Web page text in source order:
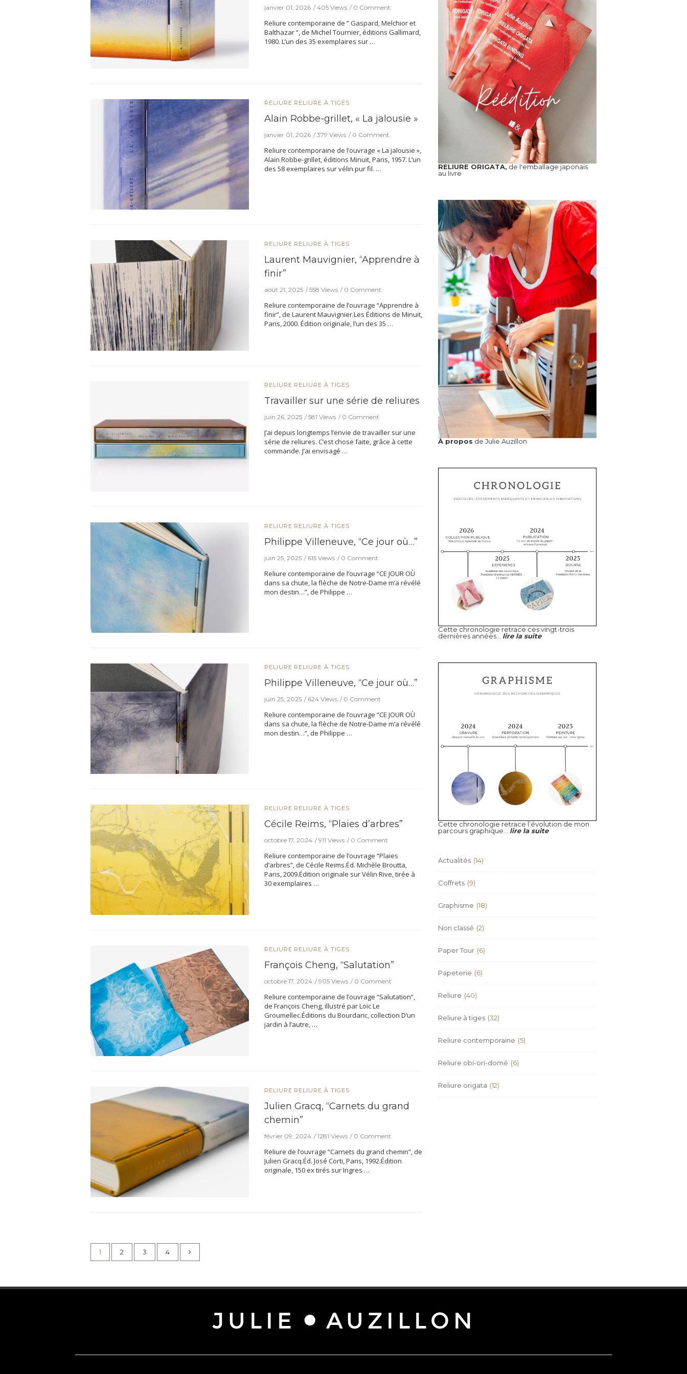
janvier 01, 2026 405 Views 0 Comment
Reliure contemporaine de ” Gaspard, Melchior et
Balthazar “, de Michel Tournier, éditions Gallimard,
1980. L’un des 35 exemplaires sur …
RELIURE RELIURE À TIGES
Alain Robbe-grillet, « La jalousie »
janvier 01, 2026 379 Views 0 Comment
Reliure contemporaine de l’ouvrage « La jalousie »,
Alain Robbe-grillet, éditions Minuit, Paris, 1957. L’un
des 58 exemplaires sur vélin pur fil. …
RELIURE RELIURE À TIGES
Laurent Mauvignier, “Apprendre à
finir”
août 21, 2025 558 Views 0 Comment
Reliure contemporaine de l’ouvrage “Apprendre à
finir”, de Laurent Mauvignier.Les Éditions de Minuit,
Paris, 2000. Édition originale, l’un des 35 …
RELIURE RELIURE À TIGES
Travailler sur une série de reliures
juin 26, 2025 581 Views 0 Comment
J’ai depuis longtemps l’envie de travailler sur une
série de reliures. C’est chose faite, grâce à cette
commande. J’ai envisagé …
RELIURE RELIURE À TIGES
Philippe Villeneuve, “Ce jour où…”
juin 25, 2025 615 Views 0 Comment
Reliure contemporaine de l’ouvrage “CE JOUR OÙ
dans sa chute, la flèche de Notre-Dame m’a révélé
mon destin…”, de Philippe …
RELIURE RELIURE À TIGES
Philippe Villeneuve, “Ce jour où…”
juin 25, 2025 624 Views 0 Comment
Reliure contemporaine de l’ouvrage “CE JOUR OÙ
dans sa chute, la flèche de Notre-Dame m’a révélé
mon destin…”, de Philippe …
RELIURE RELIURE À TIGES
Cécile Reims, “Plaies d’arbres”
octobre 17, 2024 911 Views 0 Comment
Reliure contemporaine de l’ouvrage “Plaies
d’arbres”, de Cécile Reims.Éd. Michèle Broutta,
Paris, 2009.Édition originale sur Vélin Rive, tirée à
30 exemplaires …
RELIURE RELIURE À TIGES
François Cheng, “Salutation”
octobre 17, 2024 905 Views 0 Comment
Reliure contemporaine de l’ouvrage “Salutation”,
de François Cheng, illustré par Loïc Le
Groumellec.Éditions du Bourdaric, collection D’un
jardin à l’autre, …
RELIURE RELIURE À TIGES
Julien Gracq, “Carnets du grand
chemin”
février 09, 2024 1281 Views 0 Comment
Reliure de l’ouvrage “Carnets du grand chemin”, de
Julien Gracq.Éd. José Corti, Paris, 1992.Édition
originale, 150 ex tirés sur Ingres …
1 2 3 4
RELIURE ORIGATA,de l'emballage japonais
au livre
À propos de Julie Auzillon
Cette chronologie retrace ces vingt-trois
dernières années... lire la suite
Cette chronologie retrace l’évolution de mon
parcours graphique... lire la suite
Actualités (14)
Coffrets (9)
Graphisme (18)
Non classé (2)
Paper Tour (6)
Papeterie (6)
Reliure (40)
Reliure à tiges (32)
Reliure contemporaine (5)
Reliure obi-ori-domé (6)
Reliure origata (12)